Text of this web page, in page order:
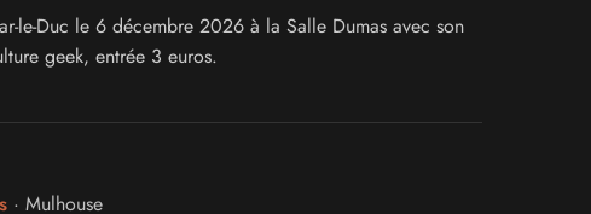
le-Duc le 6 décembre 2026 à la Salle Dumas avec son
geek, entrée 3 euros.
· Mulhouse